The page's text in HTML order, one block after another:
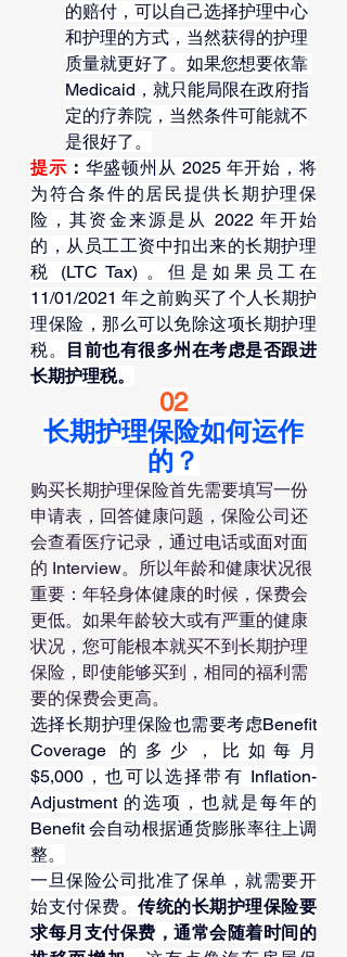
的赔付，可以自己选择护理中心
和护理的方式，当然获得的护理
质量就更好了。如果您想要依靠
Medicaid，就只能局限在政府指
定的疗养院，当然条件可能就不
是很好了。
提示 ： 华盛顿州从 2025 年开始，将
为符合条件的居民提供长期护理保
险，其资金来源是从 2022 年开始
的，从员工工资中扣出来的长期护理
税 (LTC Tax) 。但是如果员工在
11/01/2021 年之前购买了个人长期护
理保险，那么可以免除这项长期护理
税。
目前也有很多州在考虑是否跟进
长期护理税。
02
长期护理保险如何运作
的？
购买长期护理保险首先需要填写一份
申请表，回答健康问题，保险公司还
会查看医疗记录，通过电话或面对面
的 Interview。所以年龄和健康状况很
重要：年轻身体健康的时候，保费会
更低。如果年龄较大或有严重的健康
状况，您可能根本就买不到长期护理
保险，即使能够买到，相同的福利需
要的保费会更高。
选择长期护理保险也需要考虑Benefit
Coverage 的多少，比如每月
$5,000，也可以选择带有 Inflation-
Adjustment 的选项，也就是每年的
Benefit 会自动根据通货膨胀率往上调
整。
一旦保险公司批准了保单，就需要开
始支付保费。传统的长期护理保险要
求每月支付保费，通常会随着时间的